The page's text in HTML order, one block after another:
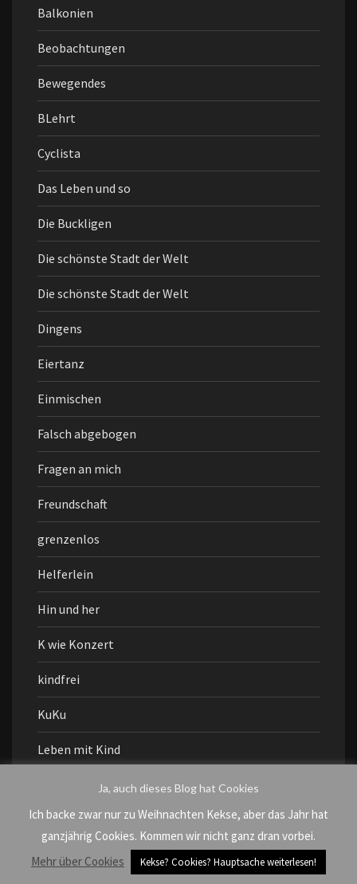
Balkonien
Beobachtungen
Bewegendes
BLehrt
Cyclista
Das Leben und so
Die Buckligen
Die schönste Stadt der Welt
Die schönste Stadt der Welt
Dingens
Eiertanz
Einmischen
Falsch abgebogen
Fragen an mich
Freundschaft
grenzenlos
Helferlein
Hin und her
K wie Konzert
kindfrei
KuKu
Leben mit Kind
möööp
Muddi geht aus
Ja, auch dieses Blog hat Cookies
Ich backe zwar nur zu Weihnachten Kekse, aber das Jahr hat
ganzjährig Cookies. Kommen wir nicht ganz dran vorbei.
Mehr über Cookies
Kekse? Cookies? Hauptsache weiterlesen!